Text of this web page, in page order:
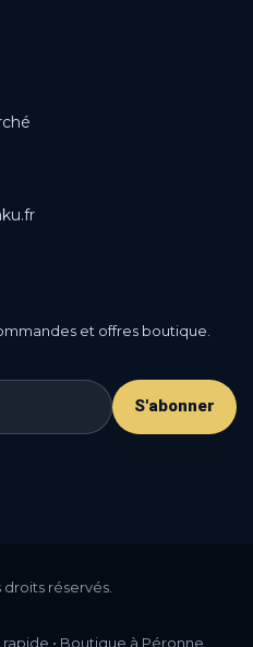
Popup.
et offres boutique.
S'abonner
droits réservés.
• Boutique à Péronne